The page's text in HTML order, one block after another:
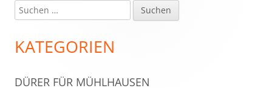
Haupt-
Seitenleiste
Suchen
nach:
KATEGORIEN
DÜRER FÜR MÜHLHAUSEN